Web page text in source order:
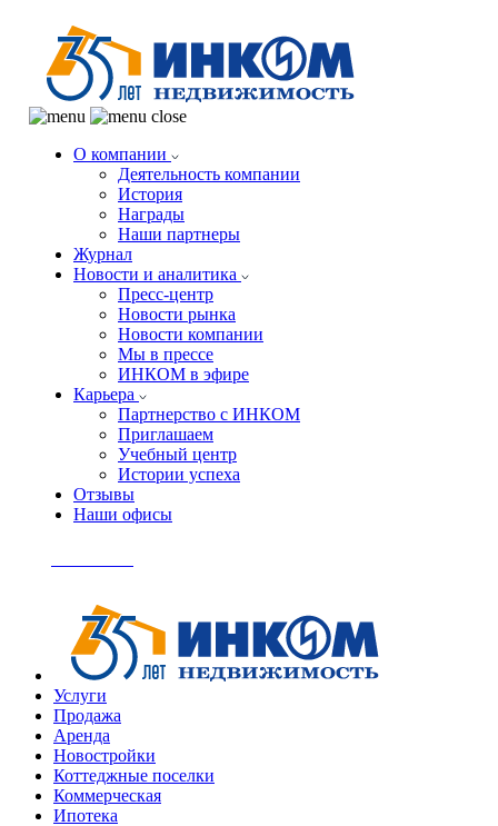
О компании
Деятельность компании
История
Награды
Наши партнеры
Журнал
Новости и аналитика
Пресс-центр
Новости рынка
Новости компании
Мы в прессе
ИНКОМ в эфире
Карьера
Партнерство с ИНКОМ
Приглашаем
Учебный центр
Истории успеха
Отзывы
Наши офисы
Услуги
Продажа
Аренда
Новостройки
Коттеджные поселки
Коммерческая
Ипотека